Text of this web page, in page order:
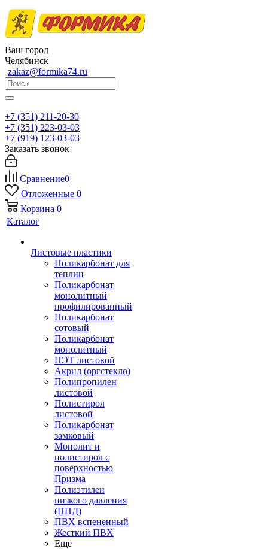
Ваш город
Челябинск
zakaz@formika74.ru
+7 (351) 211-20-30
+7 (351) 223-03-03
+7 (919) 123-03-03
Заказать звонок
Сравнение0
Отложенные 0
Корзина 0
Каталог
Листовые пластики
Поликарбонат для
теплиц
Поликарбонат
монолитный
профилированный
Поликарбонат
сотовый
Поликарбонат
монолитный
ПЭТ листовой
Акрил (оргстекло)
Полипропилен
листовой
Полистирол
листовой
Поликарбонат
замковый
Монолит и
полистирол с
поверхностью
Призма
Полиэтилен
низкого давления
(ПНД)
ПВХ вспененный
Жесткий ПВХ
Ещё